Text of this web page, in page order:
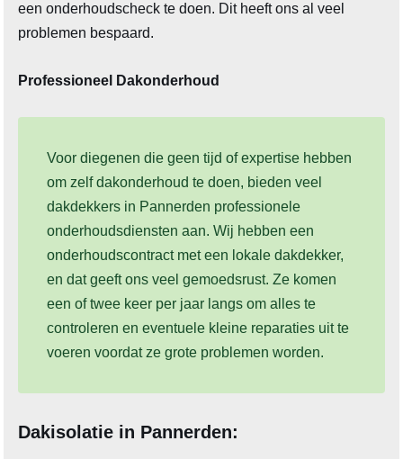
een onderhoudscheck te doen. Dit heeft ons al veel
problemen bespaard.
Professioneel Dakonderhoud
Voor diegenen die geen tijd of expertise hebben
om zelf dakonderhoud te doen, bieden veel
dakdekkers in Pannerden professionele
onderhoudsdiensten aan. Wij hebben een
onderhoudscontract met een lokale dakdekker,
en dat geeft ons veel gemoedsrust. Ze komen
een of twee keer per jaar langs om alles te
controleren en eventuele kleine reparaties uit te
voeren voordat ze grote problemen worden.
Dakisolatie in Pannerden: